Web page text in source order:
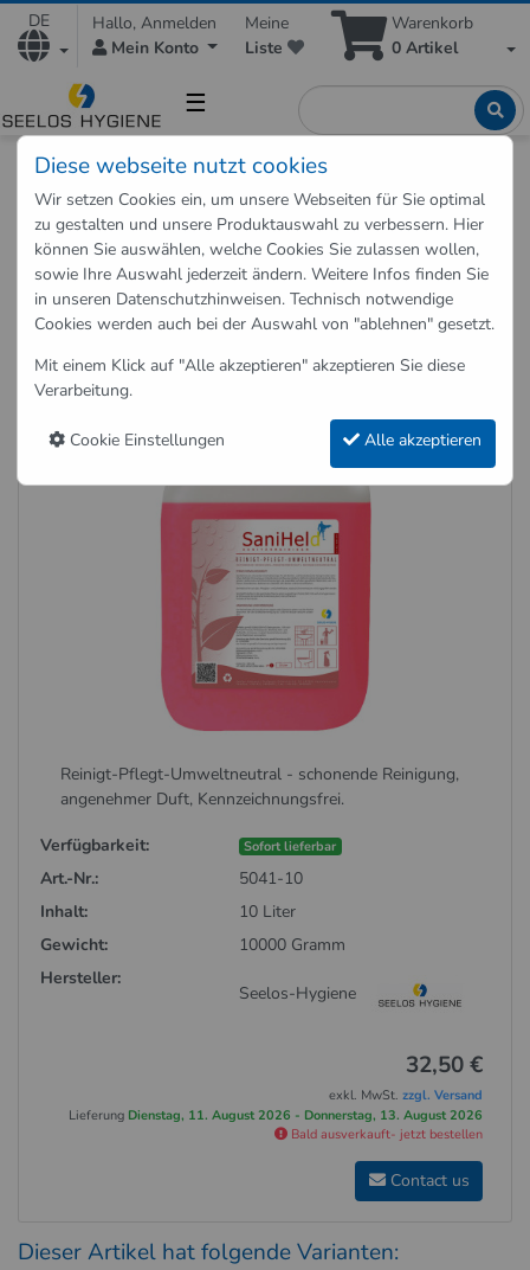
DE
Hallo, Anmelden
Mein Konto
Meine
Liste
Warenkorb
0 Artikel
☰
Shop Reinigungsmittel
Sanitärreiniger
SaniHeld Sanitärreiniger 10 Liter
Zurück zu "Sanitärreiniger"
SaniHeld Sanitärreiniger 10 Liter
Reinigt-Pflegt-Umweltneutral - schonende Reinigung,
angenehmer Duft, Kennzeichnungsfrei.
Verfügbarkeit: Sofort lieferbar
Art.-Nr.:
5041-10
Inhalt:
10 Liter
Gewicht:
10000 Gramm
Hersteller:
Seelos-Hygiene
32,50 €
exkl. MwSt.zzgl. Versand
Lieferung Dienstag, 11. August 2026 - Donnerstag, 13. August 2026
Bald ausverkauft- jetzt bestellen
Contact us
Dieser Artikel hat folgende Varianten:
Diese webseite nutzt cookies
Wir setzen Cookies ein, um unsere Webseiten für Sie optimal
zu gestalten und unsere Produktauswahl zu verbessern. Hier
können Sie auswählen, welche Cookies Sie zulassen wollen,
sowie Ihre Auswahl jederzeit ändern. Weitere Infos finden Sie
in unseren Datenschutzhinweisen. Technisch notwendige
Cookies werden auch bei der Auswahl von "ablehnen" gesetzt.
Mit einem Klick auf "Alle akzeptieren" akzeptieren Sie diese
Verarbeitung.
Cookie Einstellungen Alle akzeptieren